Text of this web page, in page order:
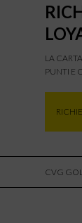
LA
PUNTI E
CVG